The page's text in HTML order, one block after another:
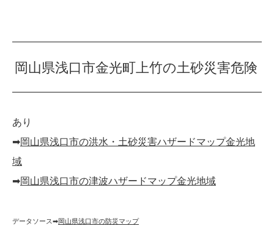
岡山県浅口市金光町上竹の土砂災害危険
あり
➡︎岡山県浅口市の洪水・土砂災害ハザードマップ金光地
域
➡︎岡山県浅口市の津波ハザードマップ金光地域
データソース➡︎岡山県浅口市の防災マップ